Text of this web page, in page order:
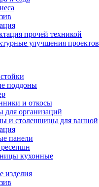
прочей техникой
улучшения проектов
поддоны
и откосы
для организаций
и столешницы для ванной
панели
кухонные
изделия